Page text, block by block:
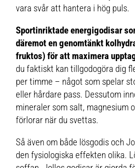
vara svår att hantera i hög puls.
Sportinriktade energigodisar
däremot en genomtänkt
fruktos) för att maximera
du faktiskt kan tillgodogöra dig
per timme – något som spelar
eller hårdare pass. Dessutom
mineraler som salt, magnesium
förlorar när du svettas.
Så även om både lösgodis och
den fysiologiska effekten olika.